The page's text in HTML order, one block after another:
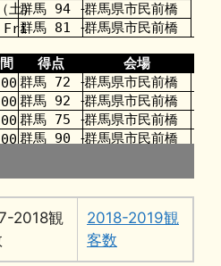
2018観
2018-2019観
客数